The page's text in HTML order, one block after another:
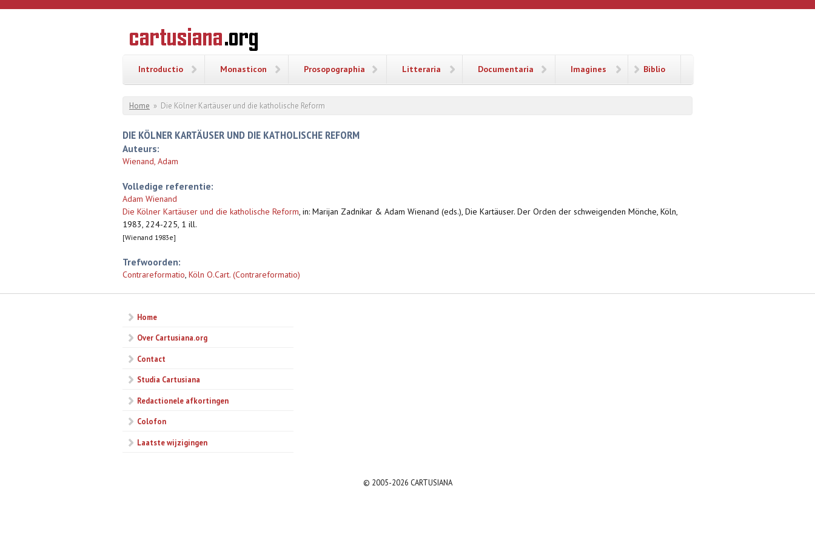
Overslaan en naar de inhoud gaan
CARTUSIANA
Geschiedenis
van de
Introductio Monasticon Prosopographia Litteraria Documentaria Imagines Biblio
U bent hier
Home » Die Kölner Kartäuser und die katholische Reform
DIE KÖLNER KARTÄUSER UND DIE KATHOLISCHE REFORM
Auteurs:
Wienand, Adam
Volledige referentie:
Adam Wienand
Die Kölner Kartäuser und die katholische Reform, in: Marijan Zadnikar & Adam Wienand (eds.), Die Kartäuser. Der Orden der schweigenden Mönche, Köln,
1983, 224-225, 1 ill.
[Wienand 1983e]
Trefwoorden:
Contrareformatio, Köln O.Cart. (Contrareformatio)
Home
Over Cartusiana.org
Contact
Studia Cartusiana
Redactionele afkortingen
Colofon
Laatste wijzigingen
© 2005-2026 CARTUSIANA